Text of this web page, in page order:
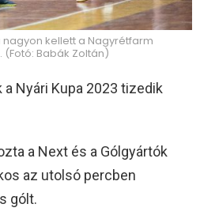
nagyon kellett a Nagyrétfarm
(Fotó: Babák Zoltán)
Nyári Kupa 2023 tizedik
a Next és a Gólgyártók
az utolsó percben
gólt.